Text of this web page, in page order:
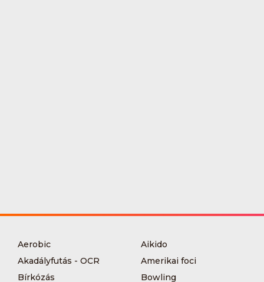
Aerobic
Aikido
Akadályfutás - OCR
Amerikai foci
Bírkózás
Bowling